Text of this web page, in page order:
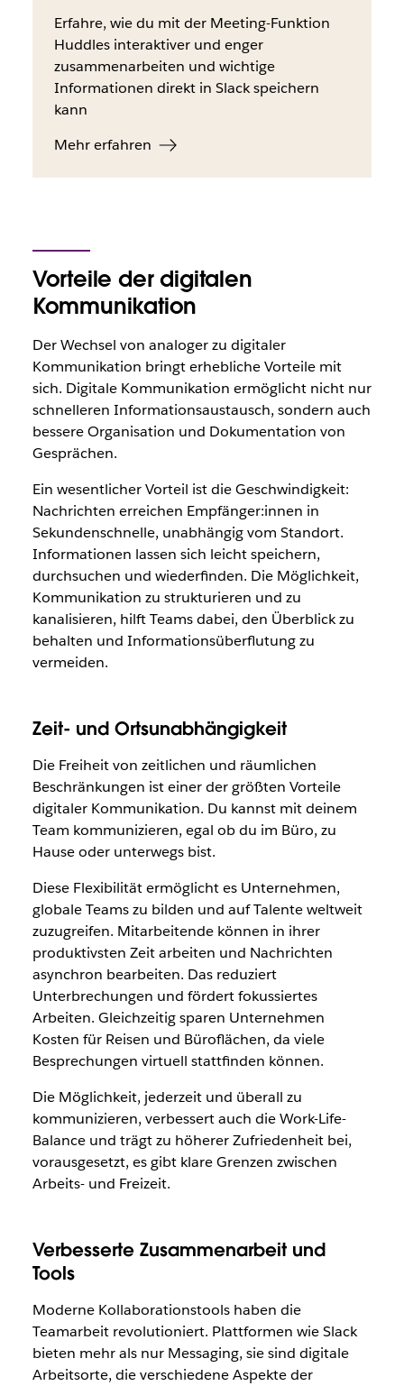
Erfahre, wie du mit der Meeting-Funktion ​​​​
Huddles interaktiver und enger
zusammenarbeiten und wichtige
Informationen direkt in Slack speichern
kann
Mehr erfahren
Vorteile der digitalen
Kommunikation
Der Wechsel von analoger zu digitaler
Kommunikation bringt erhebliche Vorteile mit
sich. Digitale Kommunikation ermöglicht nicht nur
schnelleren Informationsaustausch, sondern auch
bessere Organisation und Dokumentation von
Gesprächen.
Ein wesentlicher Vorteil ist die Geschwindigkeit:
Nachrichten erreichen Empfänger:innen in
Sekundenschnelle, unabhängig vom Standort.
Informationen lassen sich leicht speichern,
durchsuchen und wiederfinden. Die Möglichkeit,
Kommunikation zu strukturieren und zu
kanalisieren, hilft Teams dabei, den Überblick zu
behalten und Informationsüberflutung zu
vermeiden.
Zeit- und Ortsunabhängigkeit
Die Freiheit von zeitlichen und räumlichen
Beschränkungen ist einer der größten Vorteile
digitaler Kommunikation. Du kannst mit deinem
Team kommunizieren, egal ob du im Büro, zu
Hause oder unterwegs bist.
Diese Flexibilität ermöglicht es Unternehmen,
globale Teams zu bilden und auf Talente weltweit
zuzugreifen. Mitarbeitende können in ihrer
produktivsten Zeit arbeiten und Nachrichten
asynchron bearbeiten. Das reduziert
Unterbrechungen und fördert fokussiertes
Arbeiten. Gleichzeitig sparen Unternehmen
Kosten für Reisen und Büroflächen, da viele
Besprechungen virtuell stattfinden können.
Die Möglichkeit, jederzeit und überall zu
kommunizieren, verbessert auch die Work-Life-
Balance und trägt zu höherer Zufriedenheit bei,
vorausgesetzt, es gibt klare Grenzen zwischen
Arbeits- und Freizeit.
Verbesserte Zusammenarbeit und
Tools
Moderne Kollaborationstools haben die
Teamarbeit revolutioniert. Plattformen wie Slack
bieten mehr als nur Messaging, sie sind digitale
Arbeitsorte, die verschiedene Aspekte der